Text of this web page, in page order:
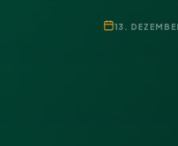
13.